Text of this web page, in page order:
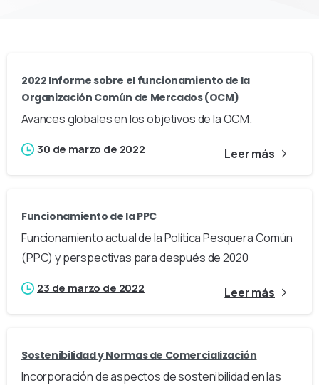
2022 Informe sobre el funcionamiento de la
Organización Común de Mercados (OCM)
Avances globales en los objetivos de la OCM.
30 de marzo de 2022 Leer más
Funcionamiento de la PPC
Funcionamiento actual de la Política Pesquera Común
(PPC) y perspectivas para después de 2020
23 de marzo de 2022 Leer más
Sostenibilidad y Normas de Comercialización
Incorporación de aspectos de sostenibilidad en las